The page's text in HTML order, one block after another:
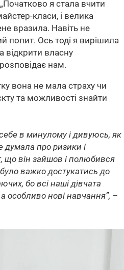
„Початково я стала вчити
класи, і велика
вразила. Навіть не
попит. Ось тоді я вирішила
відкрити власну
нам.
вона не мала страху чи
та можливості знайти
в минулому і дивуюсь, як
думала про ризики і
що він зайшов і полюбився
важко достукатись до
бо всі наші дівчата
особливо нові навчання”, –